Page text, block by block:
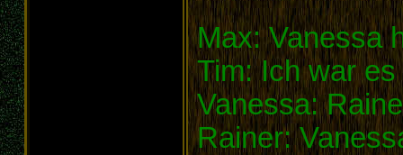
Max: Vanessa
Tim: Ich war es
Vanessa:
Rainer: